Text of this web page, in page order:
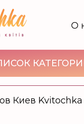
О
Киев Kvitochka